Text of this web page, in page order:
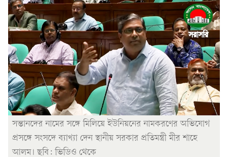
সন্তানদের নামের সঙ্গে মিলিয়ে ইউনিয়নের নামকরণের অভিযোগ
প্রসঙ্গে সংসদে ব্যাখ্যা দেন স্থানীয় সরকার প্রতিমন্ত্রী মীর শাহে
আলম। ছবি: ভিডিও থেকে